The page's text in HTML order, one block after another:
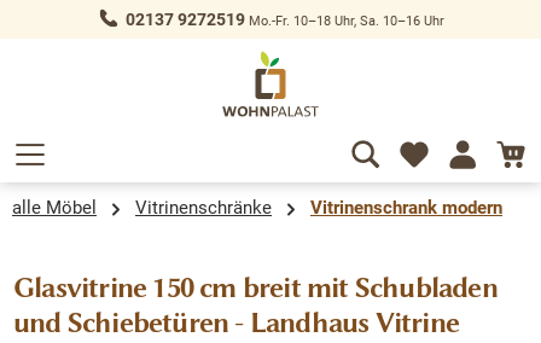
springen 02137 9272519Mo.-Fr. 10–18 Uhr, Sa. 10–16 Uhr
alle Möbel Vitrinenschränke Vitrinenschrank modern
Glasvitrine 150 cm breit mit Schubladen
und Schiebetüren - Landhaus Vitrine